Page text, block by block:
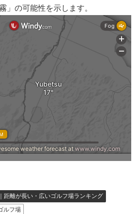
」の可能性を示します。
距離が長い・広いゴルフ場ランキング
ルフ場